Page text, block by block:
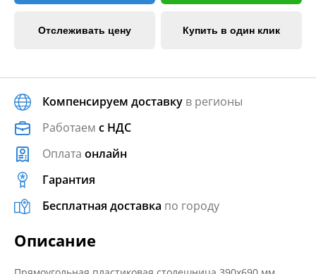
Отслеживать цену Купить в один клик
Компенсируем доставку в регионы
Работаем с НДС
Оплата онлайн
Гарантия
Бесплатная доставка по городу
Описание